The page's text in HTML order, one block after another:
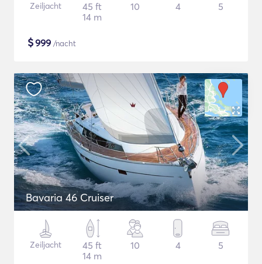
Zeiljacht
45 ft
14 m
10 4 5
$999 /nacht
Bavaria 46 Cruiser
Zeiljacht
45 ft
14 m
10 4 5